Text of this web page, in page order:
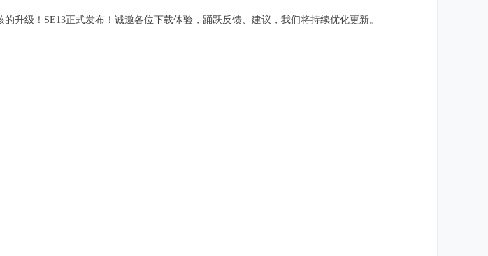
升级！SE13正式发布！诚邀各位下载体验，踊跃反馈、建议，我们将持续优化更新。